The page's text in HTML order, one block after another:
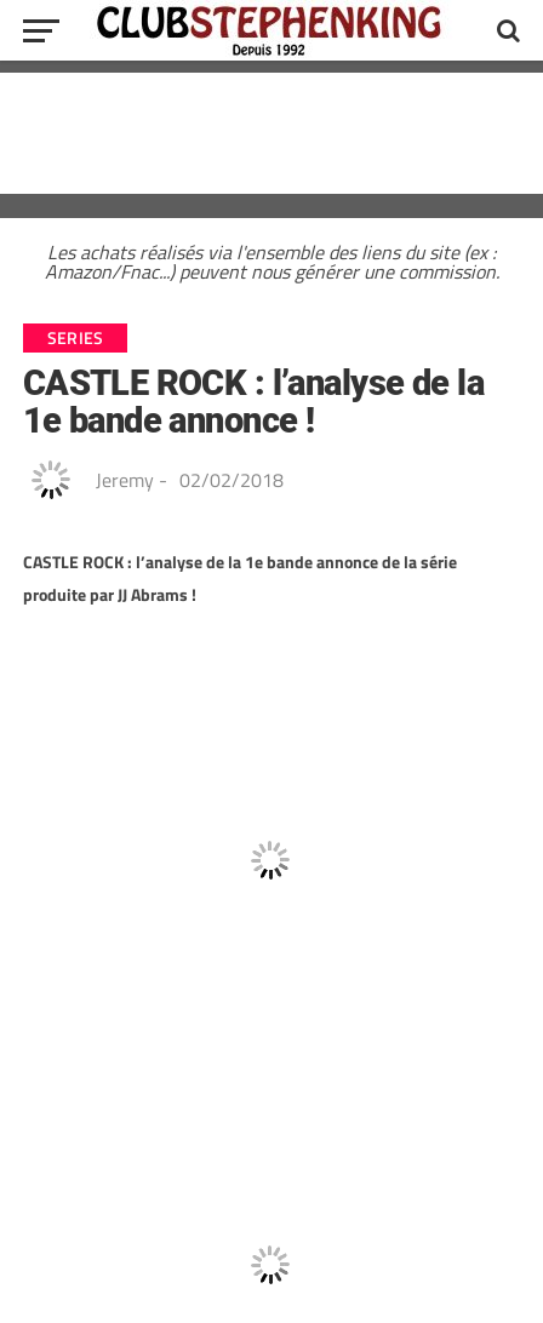
Les achats réalisés via l'ensemble des liens du site (ex :
Amazon/Fnac...) peuvent nous générer une commission.
SERIES
CASTLE ROCK : l’analyse de la
1e bande annonce !
Jeremy - 02/02/2018
CASTLE ROCK : l’analyse de la 1e bande annonce de la série
produite par JJ Abrams !